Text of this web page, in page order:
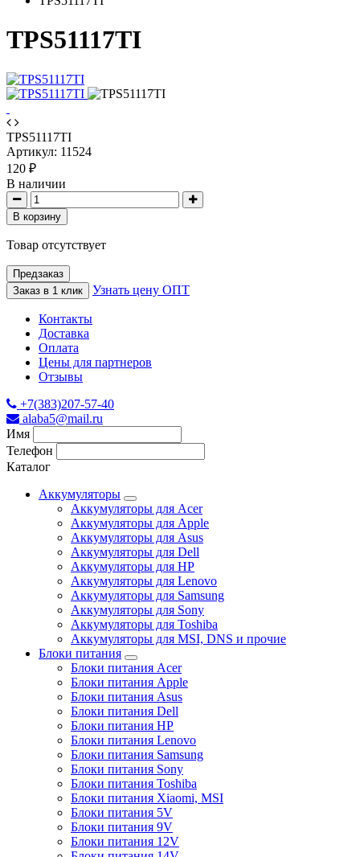
TPS51117TI
TPS51117TI
Артикул: 11524
120 ₽
В наличии
В корзину
Товар отсутствует
Предзаказ
Заказ в 1 клик
Узнать цену ОПТ
Контакты
Доставка
Оплата
Цены для партнеров
Отзывы
+7(383)207-57-40
alaba5@mail.ru
Имя
Телефон
Каталог
Аккумуляторы
Аккумуляторы для Acer
Аккумуляторы для Apple
Аккумуляторы для Asus
Аккумуляторы для Dell
Аккумуляторы для HP
Аккумуляторы для Lenovo
Аккумуляторы для Samsung
Аккумуляторы для Sony
Аккумуляторы для Toshiba
Аккумуляторы для MSI, DNS и прочие
Блоки питания
Блоки питания Acer
Блоки питания Apple
Блоки питания Asus
Блоки питания Dell
Блоки питания HP
Блоки питания Lenovo
Блоки питания Samsung
Блоки питания Sony
Блоки питания Toshiba
Блоки питания Xiaomi, MSI
Блоки питания 5V
Блоки питания 9V
Блоки питания 12V